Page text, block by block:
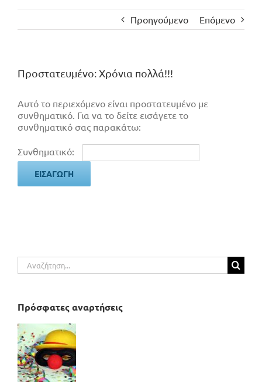
Προηγούμενο Επόμενο
Πρoστατευμένο: Χρόνια πολλά!!!
Αυτό το περιεχόμενο είναι προστατευμένο με
συνθηματικό. Για να το δείτε εισάγετε το
συνθηματικό σας παρακάτω:
Συνθηματικό:
Αναζήτηση
για:
Πρόσφατες αναρτήσεις